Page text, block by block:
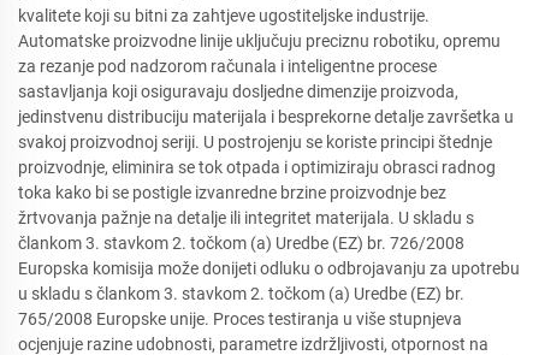
kvalitete koji su bitni za zahtjeve ugostiteljske industrije.
Automatske proizvodne linije uključuju preciznu robotiku, opremu
za rezanje pod nadzorom računala i inteligentne procese
sastavljanja koji osiguravaju dosljedne dimenzije proizvoda,
jedinstvenu distribuciju materijala i besprekorne detalje završetka u
svakoj proizvodnoj seriji. U postrojenju se koriste principi štednje
proizvodnje, eliminira se tok otpada i optimiziraju obrasci radnog
toka kako bi se postigle izvanredne brzine proizvodnje bez
žrtvovanja pažnje na detalje ili integritet materijala. U skladu s
člankom 3. stavkom 2. točkom (a) Uredbe (EZ) br. 726/2008
Europska komisija može donijeti odluku o odbrojavanju za upotrebu
u skladu s člankom 3. stavkom 2. točkom (a) Uredbe (EZ) br.
765/2008 Europske unije. Proces testiranja u više stupnjeva
ocjenjuje razine udobnosti, parametre izdržljivosti, otpornost na